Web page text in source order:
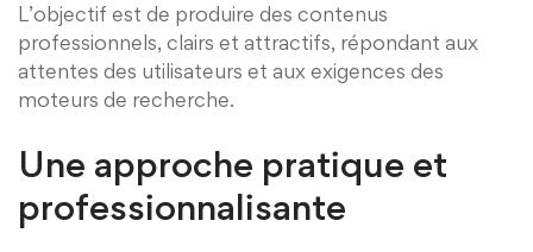
L’objectif est de produire des contenus
professionnels, clairs et attractifs, répondant aux
attentes des utilisateurs et aux exigences des
moteurs de recherche.
Une approche pratique et
professionnalisante